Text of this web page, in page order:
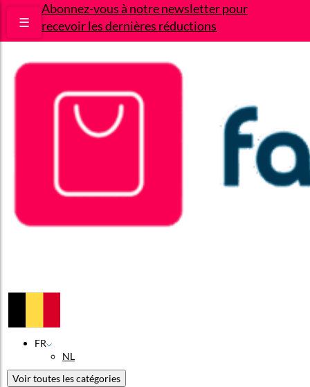
Abonnez-vous à notre newsletter pour
recevoir les dernières réductions
☰
FR
NL
Voir toutes les catégories